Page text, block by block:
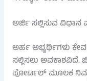
ಅರ್ಜಿ ಸಲ್ಲಿಸುವ ವಿಧಾನ
ಅರ್ಹ ಅಭ್ಯರ್ಥಿಗಳು
ಸಲ್ಲಿಸಲು ಅವಕಾಶವಿದೆ.
ಪೋರ್ಟಲ್ ಮೂಲಕ ನಿಮ್ಮ